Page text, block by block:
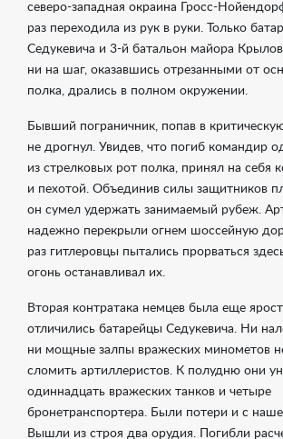
северо-западная окраина Гросс-
раз переходила из рук в руки. Только
Седукевича и 3-й батальон майора
ни на шаг, оказавшись отрезанными от
полка, дрались в полном окружении.
Бывший пограничник, попав в
не дрогнул. Увидев, что погиб командир
из стрелковых рот полка, принял на себя
и пехотой. Объединив силы защитников
он сумел удержать занимаемый рубеж.
надежно перекрыли огнем шоссейную
раз гитлеровцы пытались прорваться
огонь останавливал их.
Вторая контратака немцев была еще
отличились батарейцы Седукевича. Ни
ни мощные залпы вражеских минометов
сломить артиллеристов. К полудню они
одиннадцать вражеских танков и четыре
бронетранспортера. Были потери и с
Вышли из строя два орудия. Погибли